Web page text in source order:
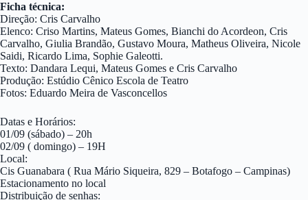
Ficha técnica:
Direção: Cris Carvalho
Elenco: Criso Martins, Mateus Gomes, Bianchi do Acordeon, Cris
Carvalho, Giulia Brandão, Gustavo Moura, Matheus Oliveira, Nicole
Saidi, Ricardo Lima, Sophie Galeotti.
Texto: Dandara Lequi, Mateus Gomes e Cris Carvalho
Produção: Estúdio Cênico Escola de Teatro
Fotos: Eduardo Meira de Vasconcellos
Datas e Horários:
01/09 (sábado) – 20h
02/09 ( domingo) – 19H
Local:
Cis Guanabara ( Rua Mário Siqueira, 829 – Botafogo – Campinas)
Estacionamento no local
Distribuição de senhas: